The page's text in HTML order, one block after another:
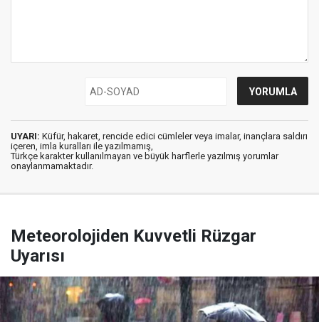
UYARI: Küfür, hakaret, rencide edici cümleler veya imalar, inançlara saldırı
içeren, imla kuralları ile yazılmamış,
Türkçe karakter kullanılmayan ve büyük harflerle yazılmış yorumlar
onaylanmamaktadır.
Meteorolojiden Kuvvetli Rüzgar
Uyarısı